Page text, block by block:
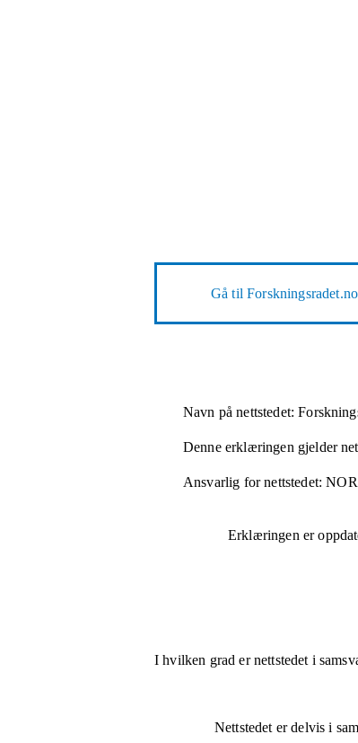
Gå tilForskningsradet.no
Navn på nettstedet:
Denne erklæringen gjelder
Ansvarlig for nettstedet:
Erklæringen er
I hvilken grad er nettstedet i
Nettstedet erdelvis i